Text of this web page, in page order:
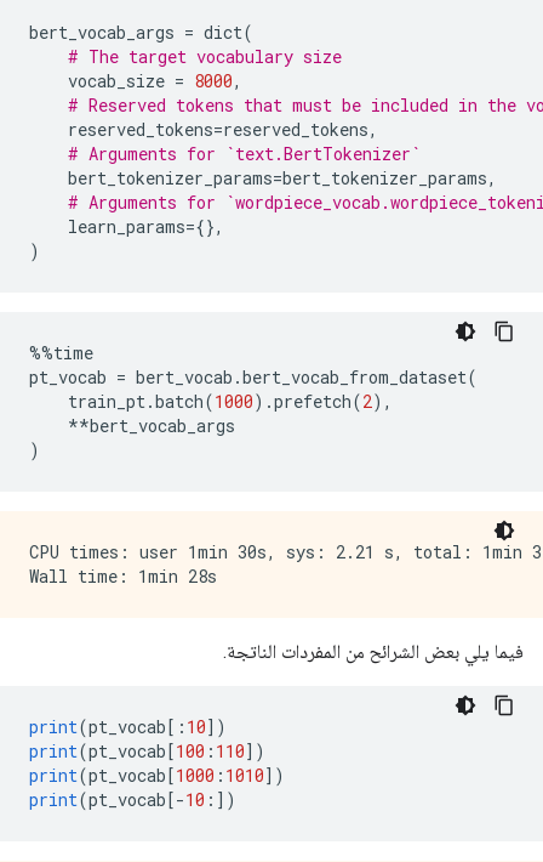
bert_vocab_args = dict(
# The target vocabulary size
vocab_size = 8000,
# Reserved tokens that must be included in the
reserved_tokens=reserved_tokens,
# Arguments for `text.BertTokenizer`
bert_tokenizer_params=bert_tokenizer_params,
# Arguments for
learn_params={},
)
%%time
pt_vocab = bert_vocab .bert_vocab_from_dataset(
train_pt.batch(1000).prefetch(2),
**bert_vocab_args
)
CPU times: user 1min 30s, sys: 2.21 s, total: 1min
فيما يلي بعض الشرائح من المفردات الناتجة.
print(pt_vocab[: 10])
print(pt_vocab[100 : 110])
print(pt_vocab[1000 : 1010])
print(pt_vocab[-10 :])